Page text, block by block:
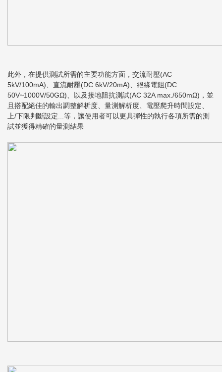
此外，在提供測試所需的主要功能方面，交流耐壓(AC
5kV/100mA)、直流耐壓(DC 6kV/20mA)、絕緣電阻(DC
50V~1000V/50GΩ)、以及接地阻抗測試(AC 32A max./650mΩ)，並
且搭配絕佳的輸出調整解析度、量測解析度、電壓爬升時間設定、
上/下限判斷設定...等，讓使用者可以更具彈性的執行各項所需的測
試並獲得精確的量測結果